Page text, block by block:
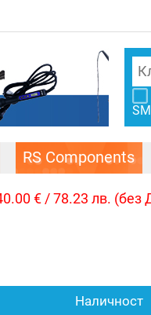
RS Components
€ / 78.23 лв.
Наличност